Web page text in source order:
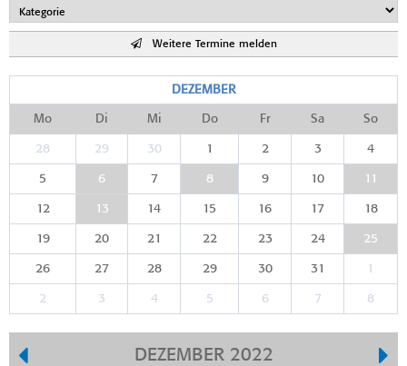
Weitere Termine melden
DEZEMBER
Mo Di Mi Do Fr Sa So
28 29 30 1 2 3 4
5 6 7 8 9 10 11
12 13 14 15 16 17 18
19 20 21 22 23 24 25
26 27 28 29 30 31 1
2 3 4 5 6 7 8
DEZEMBER 2022